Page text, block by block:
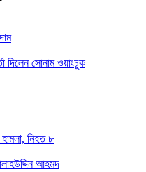
দিলেন সোনাম ওয়াংচুক
নিহত ৮
আহমদ